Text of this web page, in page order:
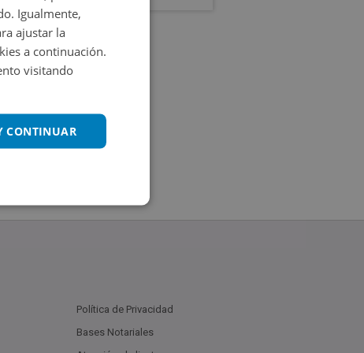
Política de Privacidad
Bases Notariales
Igualmente,
ajustar la
a continuación.
visitando
CONTINUAR